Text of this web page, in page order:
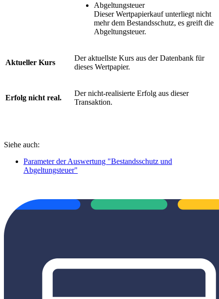
Abgeltungsteuer
Dieser Wertpapierkauf unterliegt nicht
mehr dem Bestandsschutz, es greift die
Abgeltungsteuer.
Aktueller Kurs
Der aktuellste Kurs aus der Datenbank für
dieses Wertpapier.
Erfolg nicht real.
Der nicht-realisierte Erfolg aus dieser
Transaktion.
Siehe auch:
Parameter der Auswertung "Bestandsschutz und
Abgeltungsteuer"